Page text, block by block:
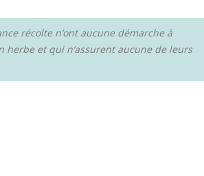
récolte n’ont aucune démarche à
et qui n’assurent aucune de leurs